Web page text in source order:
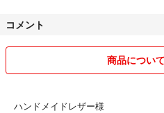
コメント
商品につい
ハンドメイドレザー様